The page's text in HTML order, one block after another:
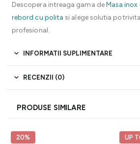
Descopera intreaga gama deMasa
rebord cu polita si alege solutia
profesional.
INFORMATII SUPLIMENTARE
RECENZII (0)
PRODUSE SIMILARE
20% UP